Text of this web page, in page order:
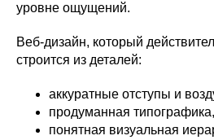
уровне ощущений.
Веб-дизайн, который
строится из деталей:
аккуратные отступы и
продуманная типографика,
понятная визуальная